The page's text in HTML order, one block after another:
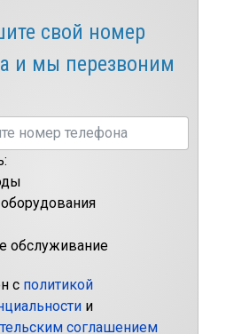
свой номер
и мы перезвоним
обслуживание
с политикой
и
соглашением